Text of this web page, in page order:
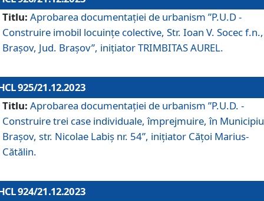
Titlu: Aprobarea documentaţiei de urbanism ”P.U.D -
Construire imobil locuințe colective, Str. Ioan V. Socec f.n.,
Brașov, Jud. Brașov”, inițiator TRIMBITAS AUREL.
925/21.12.2023
Titlu: Aprobarea documentaţiei de urbanism ”P.U.D. -
Construire trei case individuale, împrejmuire, în
Brașov, str. Nicolae Labiș nr. 54”, inițiator Cățoi Marius-
Cătălin.
924/21.12.2023